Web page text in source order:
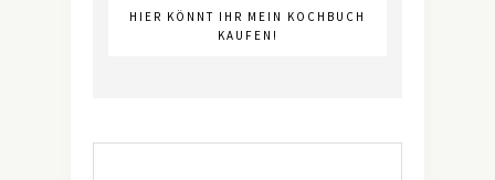
HIER KÖNNT IHR MEIN KOCHBUCH
KAUFEN!